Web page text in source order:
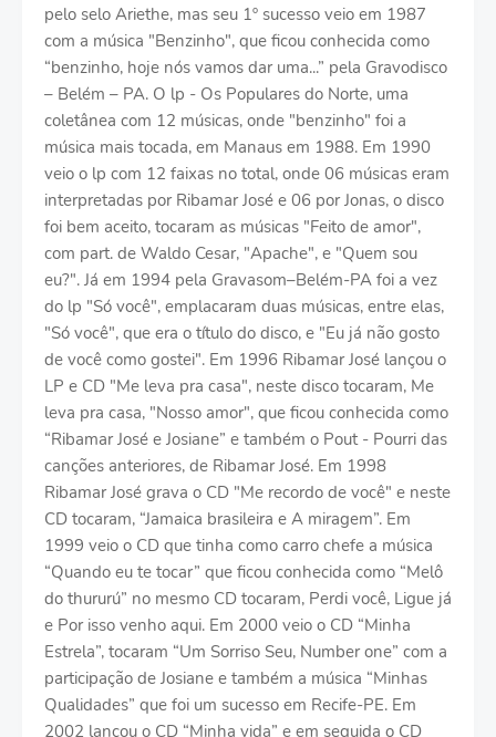
pelo selo Ariethe, mas seu 1º sucesso veio em 1987
com a música "Benzinho", que ficou conhecida como
“benzinho, hoje nós vamos dar uma...” pela Gravodisco
– Belém – PA. O lp - Os Populares do Norte, uma
coletânea com 12 músicas, onde "benzinho" foi a
música mais tocada, em Manaus em 1988. Em 1990
veio o lp com 12 faixas no total, onde 06 músicas eram
interpretadas por Ribamar José e 06 por Jonas, o disco
foi bem aceito, tocaram as músicas "Feito de amor",
com part. de Waldo Cesar, "Apache", e "Quem sou
eu?". Já em 1994 pela Gravasom–Belém-PA foi a vez
do lp "Só você", emplacaram duas músicas, entre elas,
"Só você", que era o título do disco, e "Eu já não gosto
de você como gostei". Em 1996 Ribamar José lançou o
LP e CD "Me leva pra casa", neste disco tocaram, Me
leva pra casa, "Nosso amor", que ficou conhecida como
“Ribamar José e Josiane” e também o Pout - Pourri das
canções anteriores, de Ribamar José. Em 1998
Ribamar José grava o CD "Me recordo de você" e neste
CD tocaram, “Jamaica brasileira e A miragem”. Em
1999 veio o CD que tinha como carro chefe a música
“Quando eu te tocar” que ficou conhecida como “Melô
do thururú” no mesmo CD tocaram, Perdi você, Ligue já
e Por isso venho aqui. Em 2000 veio o CD “Minha
Estrela”, tocaram “Um Sorriso Seu, Number one” com a
participação de Josiane e também a música “Minhas
Qualidades” que foi um sucesso em Recife-PE. Em
2002 lançou o CD “Minha vida” e em seguida o CD